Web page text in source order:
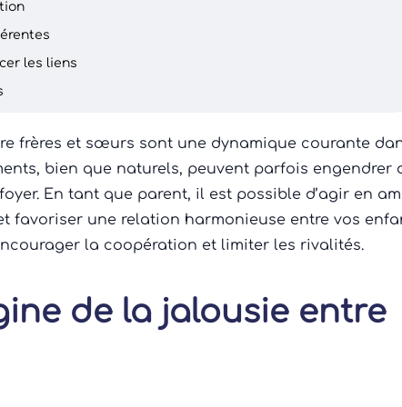
les liens
frères et sœurs sont une dynamique courante
bien que naturels, peuvent parfois engendrer
En tant que parent, il est possible d’agir en
favoriser une relation harmonieuse entre vos
la coopération et limiter les rivalités.
de la jalousie entre